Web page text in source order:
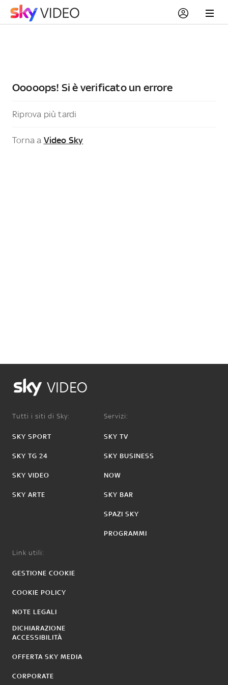
Ooooops! Si è verificato un errore
Riprova più tardi
Torna a Video Sky
VIDEO
Tutti i siti di Sky:
SKY SPORT
SKY TG 24
SKY VIDEO
SKY ARTE
Servizi:
SKY TV
SKY BUSINESS
NOW
SKY BAR
SPAZI SKY
PROGRAMMI
Link utili:
GESTIONE COOKIE
COOKIE POLICY
NOTE LEGALI
DICHIARAZIONE
ACCESSIBILITÀ
OFFERTA SKY MEDIA
CORPORATE